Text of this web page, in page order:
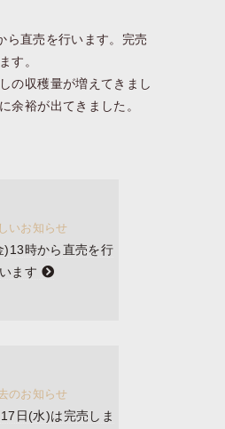
ら直売を行います。完売
す。
の収穫量が増えてきまし
余裕が出てきました。
いお知らせ
)13時から直売を行
います
のお知らせ
日(水)は完売しま